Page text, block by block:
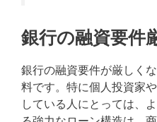
銀行の融資要件
銀行の融資要件が厳しく
料です。特に個人投資家
している人にとっては、